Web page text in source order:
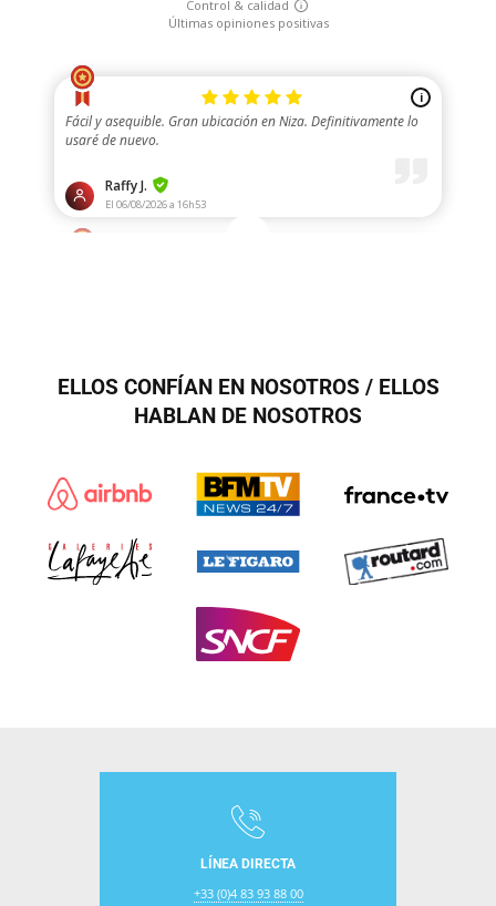
ELLOS CONFÍAN EN NOSOTROS / ELLOS
HABLAN DE NOSOTROS
LÍNEA DIRECTA
+33 (0)4 83 93 88 00